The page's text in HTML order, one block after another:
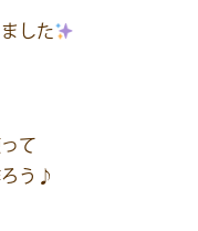
した
て
ろう♪